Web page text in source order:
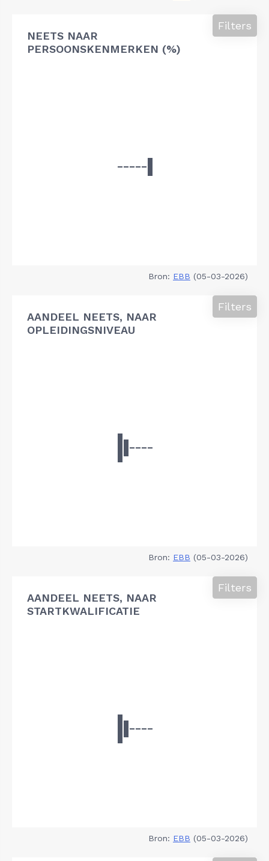
NEETS NAAR
PERSOONSKENMERKEN (%)
Filters
Bron: EBB (05-03-2026)
AANDEEL NEETS, NAAR
OPLEIDINGSNIVEAU
Filters
Bron: EBB (05-03-2026)
AANDEEL NEETS, NAAR
STARTKWALIFICATIE
Filters
Bron: EBB (05-03-2026)